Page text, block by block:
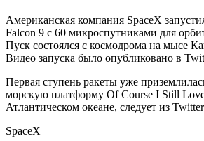
Американская компания SpaceX
Falcon 9 с 60 микроспутниками для
Пуск состоялся с космодрома на мысе
Видео запуска было опубликовано в
Первая ступень ракеты уже
морскую платформу Of Course I Still
Атлантическом океане, следует из
SpaceX